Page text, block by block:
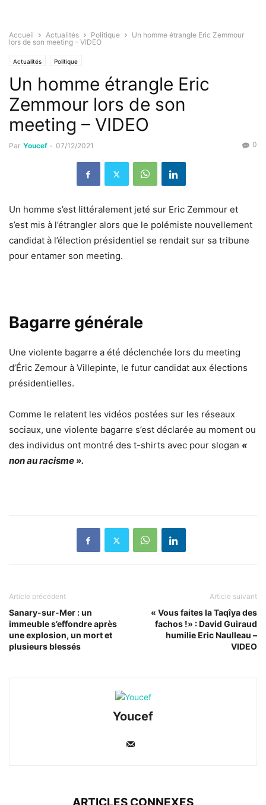
Accueil Actualités Politique
Un homme étrangle Eric Zemmour
lors de son meeting – VIDEO
Actualités Politique
Un homme étrangle Eric
Zemmour lors de son
meeting – VIDEO
Par Youcef - 07/12/2021 0
Un homme s’est littéralement jeté sur Eric Zemmour et
s’est mis à l’étrangler alors que le polémiste nouvellement
candidat à l’élection présidentiel se rendait sur sa tribune
pour entamer son meeting.
Bagarre générale
Une violente bagarre a été déclenchée lors du meeting
d’Éric Zemour à Villepinte, le futur candidat aux élections
présidentielles.
Comme le relatent les vidéos postées sur les réseaux
sociaux, une violente bagarre s’est déclarée au moment ou
des individus ont montré des t-shirts avec pour slogan «
non au racisme ».
Article précédent
Sanary-sur-Mer : un
immeuble s’effondre après
une explosion, un mort et
plusieurs blessés
Article suivant
« Vous faites la Taqîya des
fachos !» : David Guiraud
humilie Eric Naulleau –
VIDEO
Youcef